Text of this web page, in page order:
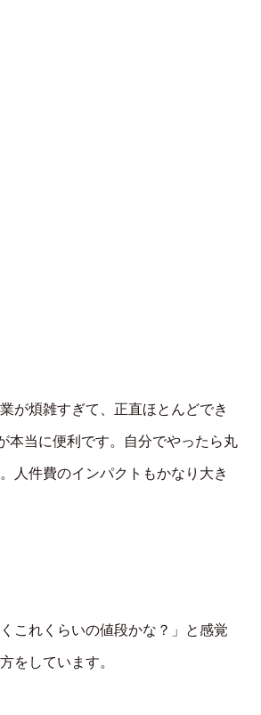
が煩雑すぎて、正直ほとんどでき
本当に便利です。自分でやったら丸
人件費のインパクトもかなり大き
これくらいの値段かな？」と感覚
をしています。